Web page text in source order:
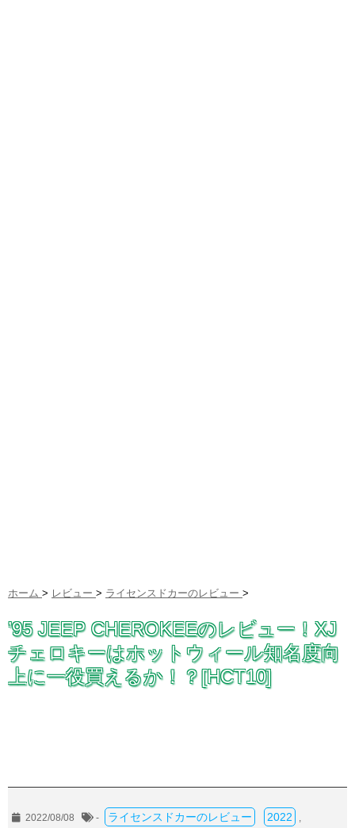
ホーム > レビュー > ライセンスドカーのレビュー >
’95 JEEP CHEROKEEのレビュー！XJ
チェロキーはホットウィール知名度向
上に一役買えるか！？[HCT10]
2022/08/08 - ライセンスドカーのレビュー 2022